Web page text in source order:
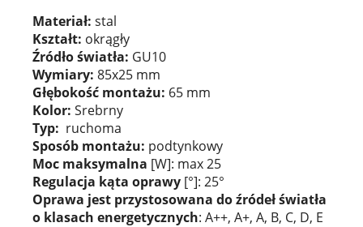
Materiał: stal
Kształt: okrągły
Źródło światła: GU10
Wymiary: 85x25 mm
Głębokość montażu: 65 mm
Kolor: Srebrny
Typ: ruchoma
Sposób montażu: podtynkowy
Moc maksymalna [W]: max 25
Regulacja kąta oprawy [°]: 25°
Oprawa jest przystosowana do źródeł światła
o klasach energetycznych: A++, A+, A, B, C, D, E